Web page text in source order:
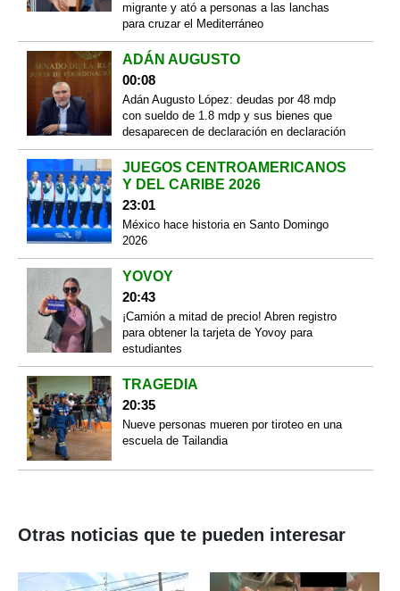
migrante y ató a personas a las lanchas
para cruzar el Mediterráneo
ADÁN AUGUSTO
00:08
Adán Augusto López: deudas por 48 mdp
con sueldo de 1.8 mdp y sus bienes que
desaparecen de declaración en declaración
JUEGOS CENTROAMERICANOS
Y DEL CARIBE 2026
23:01
México hace historia en Santo Domingo
2026
YOVOY
20:43
¡Camión a mitad de precio! Abren registro
para obtener la tarjeta de Yovoy para
estudiantes
TRAGEDIA
20:35
Nueve personas mueren por tiroteo en una
escuela de Tailandia
Otras noticias que te pueden interesar